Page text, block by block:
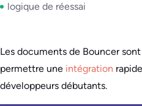
logique de réessai
Les documents de Bouncer
permettre une intégration
développeurs débutants.